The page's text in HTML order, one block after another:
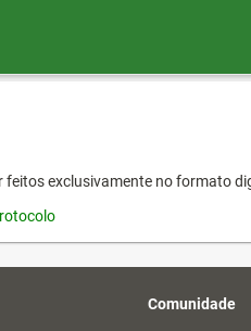
feitos exclusivamente no formato
Comunidade